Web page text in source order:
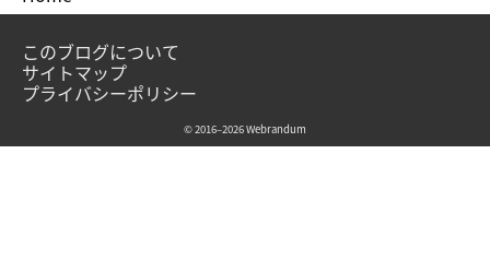
このブログについて
サイトマップ
プライバシーポリシー
© 2016–2026 Webrandum